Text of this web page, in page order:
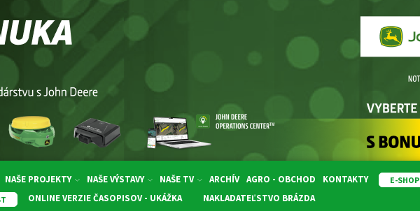
NAŠE PROJEKTY NAŠE VÝSTAVY NAŠE TV ARCHÍV AGRO - OBCHOD KONTAKTY
E-SHOP
ONLINE VERZIE ČASOPISOV - UKÁŽKA NAKLADATEĽSTVO BRÁZDA